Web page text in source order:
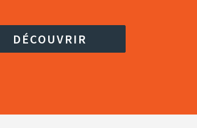
DÉCOUVRIR